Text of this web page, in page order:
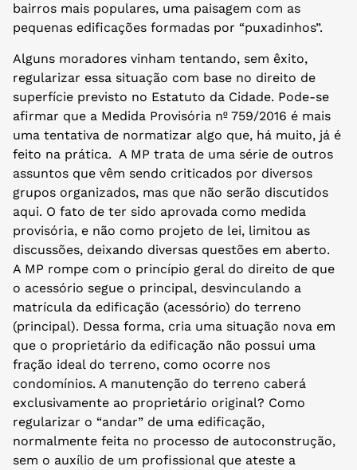
bairros mais populares, uma paisagem com as
pequenas edificações formadas por “puxadinhos”.
Alguns moradores vinham tentando, sem êxito,
regularizar essa situação com base no direito de
superfície previsto no Estatuto da Cidade. Pode-se
afirmar que a Medida Provisória nº 759/2016 é mais
uma tentativa de normatizar algo que, há muito, já é
feito na prática. A MP trata de uma série de outros
assuntos que vêm sendo criticados por diversos
grupos organizados, mas que não serão discutidos
aqui. O fato de ter sido aprovada como medida
provisória, e não como projeto de lei, limitou as
discussões, deixando diversas questões em aberto.
A MP rompe com o princípio geral do direito de que
o acessório segue o principal, desvinculando a
matrícula da edificação (acessório) do terreno
(principal). Dessa forma, cria uma situação nova em
que o proprietário da edificação não possui uma
fração ideal do terreno, como ocorre nos
condomínios. A manutenção do terreno caberá
exclusivamente ao proprietário original? Como
regularizar o “andar” de uma edificação,
normalmente feita no processo de autoconstrução,
sem o auxílio de um profissional que ateste a